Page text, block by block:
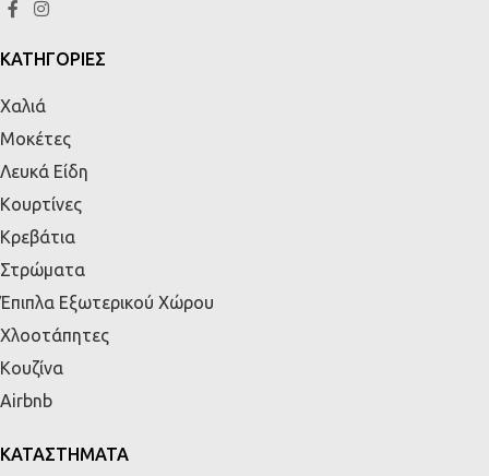
ΚΑΤΗΓΟΡΙΕΣ
Χαλιά
Μοκέτες
Λευκά Είδη
Κουρτίνες
Κρεβάτια
Στρώματα
Έπιπλα Εξωτερικού Χώρου
Χλοοτάπητες
Κουζίνα
Airbnb
ΚΑΤΑΣΤΗΜΑΤΑ